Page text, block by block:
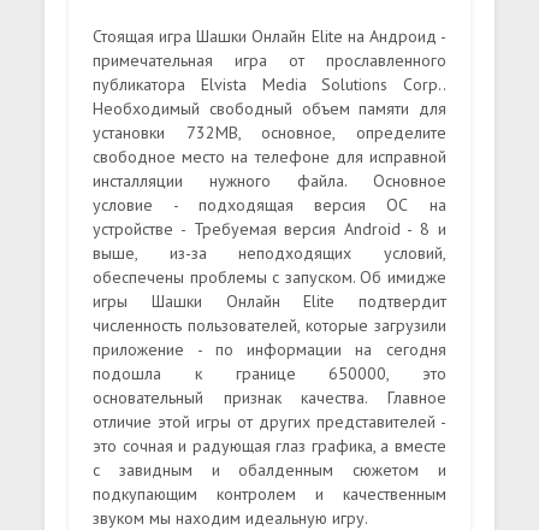
Стоящая игра Шашки Онлайн Elite на Андроид -
примечательная игра от прославленного
публикатора Elvista Media Solutions Corp..
Необходимый свободный объем памяти для
установки 732MB, основное, определите
свободное место на телефоне для исправной
инсталляции нужного файла. Основное
условие - подходящая версия ОС на
устройстве - Требуемая версия Android - 8 и
выше, из-за неподходящих условий,
обеспечены проблемы с запуском. Об имидже
игры Шашки Онлайн Elite подтвердит
численность пользователей, которые загрузили
приложение - по информации на сегодня
подошла к границе 650000, это
основательный признак качества. Главное
отличие этой игры от других представителей -
это сочная и радующая глаз графика, а вместе
с завидным и обалденным сюжетом и
подкупающим контролем и качественным
звуком мы находим идеальную игру.